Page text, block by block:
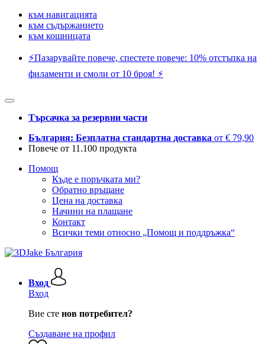
към навигацията
към съдържанието
към кошницата
⚡️Пазарувайте повече, спестете повече: 10% отстъпка на
филаменти и смоли от 10 броя! ⚡️
Търсачка за резервни части
България: Безплатна стандартна доставка от € 79,90
Повече от 11.100 продукта
Помощ
Къде е поръчката ми?
Обратно връщане
Цена на доставка
Начини на плащане
Контакт
Всички теми относно „Помощ и поддръжка“
Вход
Вход
Вие сте нов потребител?
Създаване на профил